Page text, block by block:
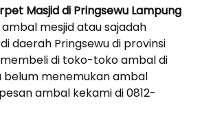
Masjid di Pringsewu Lampung
mesjid atau sajadah
daerah Pringsewu di provinsi
di toko-toko ambal di
belum menemukan ambal
ambal kekami di 0812-